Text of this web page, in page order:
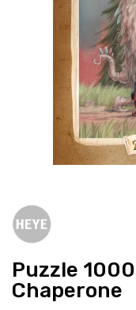
Puzzle
Chaperone
para
o
da
galeria
de